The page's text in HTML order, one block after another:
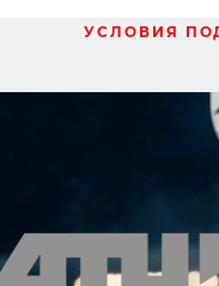
УСЛОВИЯ